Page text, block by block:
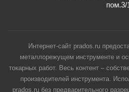
пом.3/
Интернет-сайт prados.ru
металлорежущем инструменте и
токарных работ. Весь контент –
производителей инструмента.
prados.ru без предварительного